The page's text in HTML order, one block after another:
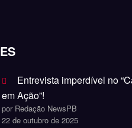
Entrevista imperdível no
em Ação”!
por Redação NewsPB
22 de outubro de 2025